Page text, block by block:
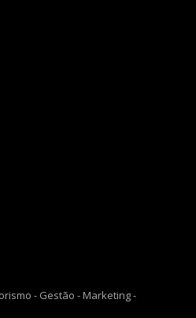
- Gestão - Marketing -